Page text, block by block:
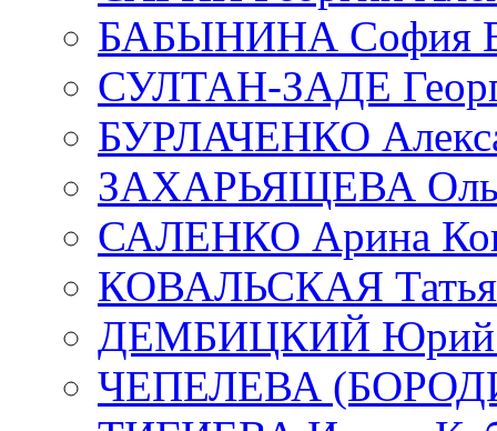
БАБЫНИНА София
СУЛТАН-ЗАДЕ
БУРЛАЧЕНКО
ЗАХАРЬЯЩЕВА
САЛЕНКО Арина
КОВАЛЬСКАЯ
ДЕМБИЦКИЙ Юрий
ЧЕПЕЛЕВА